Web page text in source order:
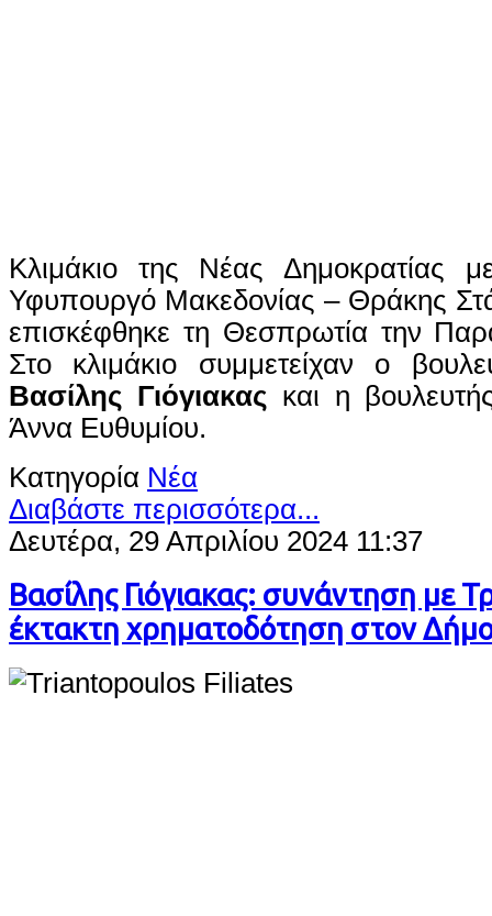
Κλιμάκιο της Νέας Δημοκρατίας
Υφυπουργό Μακεδονίας – Θράκης
επισκέφθηκε τη Θεσπρωτία την
Στο κλιμάκιο συμμετείχαν ο
Βασίλης Γιόγιακας και η
Άννα Ευθυμίου.
Κατηγορία Νέα
Διαβάστε περισσότερα...
Δευτέρα, 29 Απριλίου 2024 11:37
Βασίλης Γιόγιακας: συνάντηση με
έκτακτη χρηματοδότηση στον